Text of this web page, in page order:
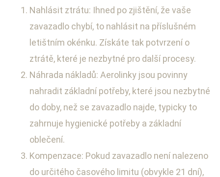
Nahlásit ztrátu: Ihned po zjištění, že vaše
zavazadlo chybí, to nahlásit na příslušném
letištním okénku. Získáte tak potvrzení o
ztrátě, které je nezbytné pro další procesy.
Náhrada nákladů: Aerolinky jsou povinny
nahradit základní potřeby, které jsou nezbytné
do doby, než se zavazadlo najde, typicky to
zahrnuje hygienické potřeby a základní
oblečení.
Kompenzace: Pokud zavazadlo není nalezeno
do určitého časového limitu (obvykle 21 dní),